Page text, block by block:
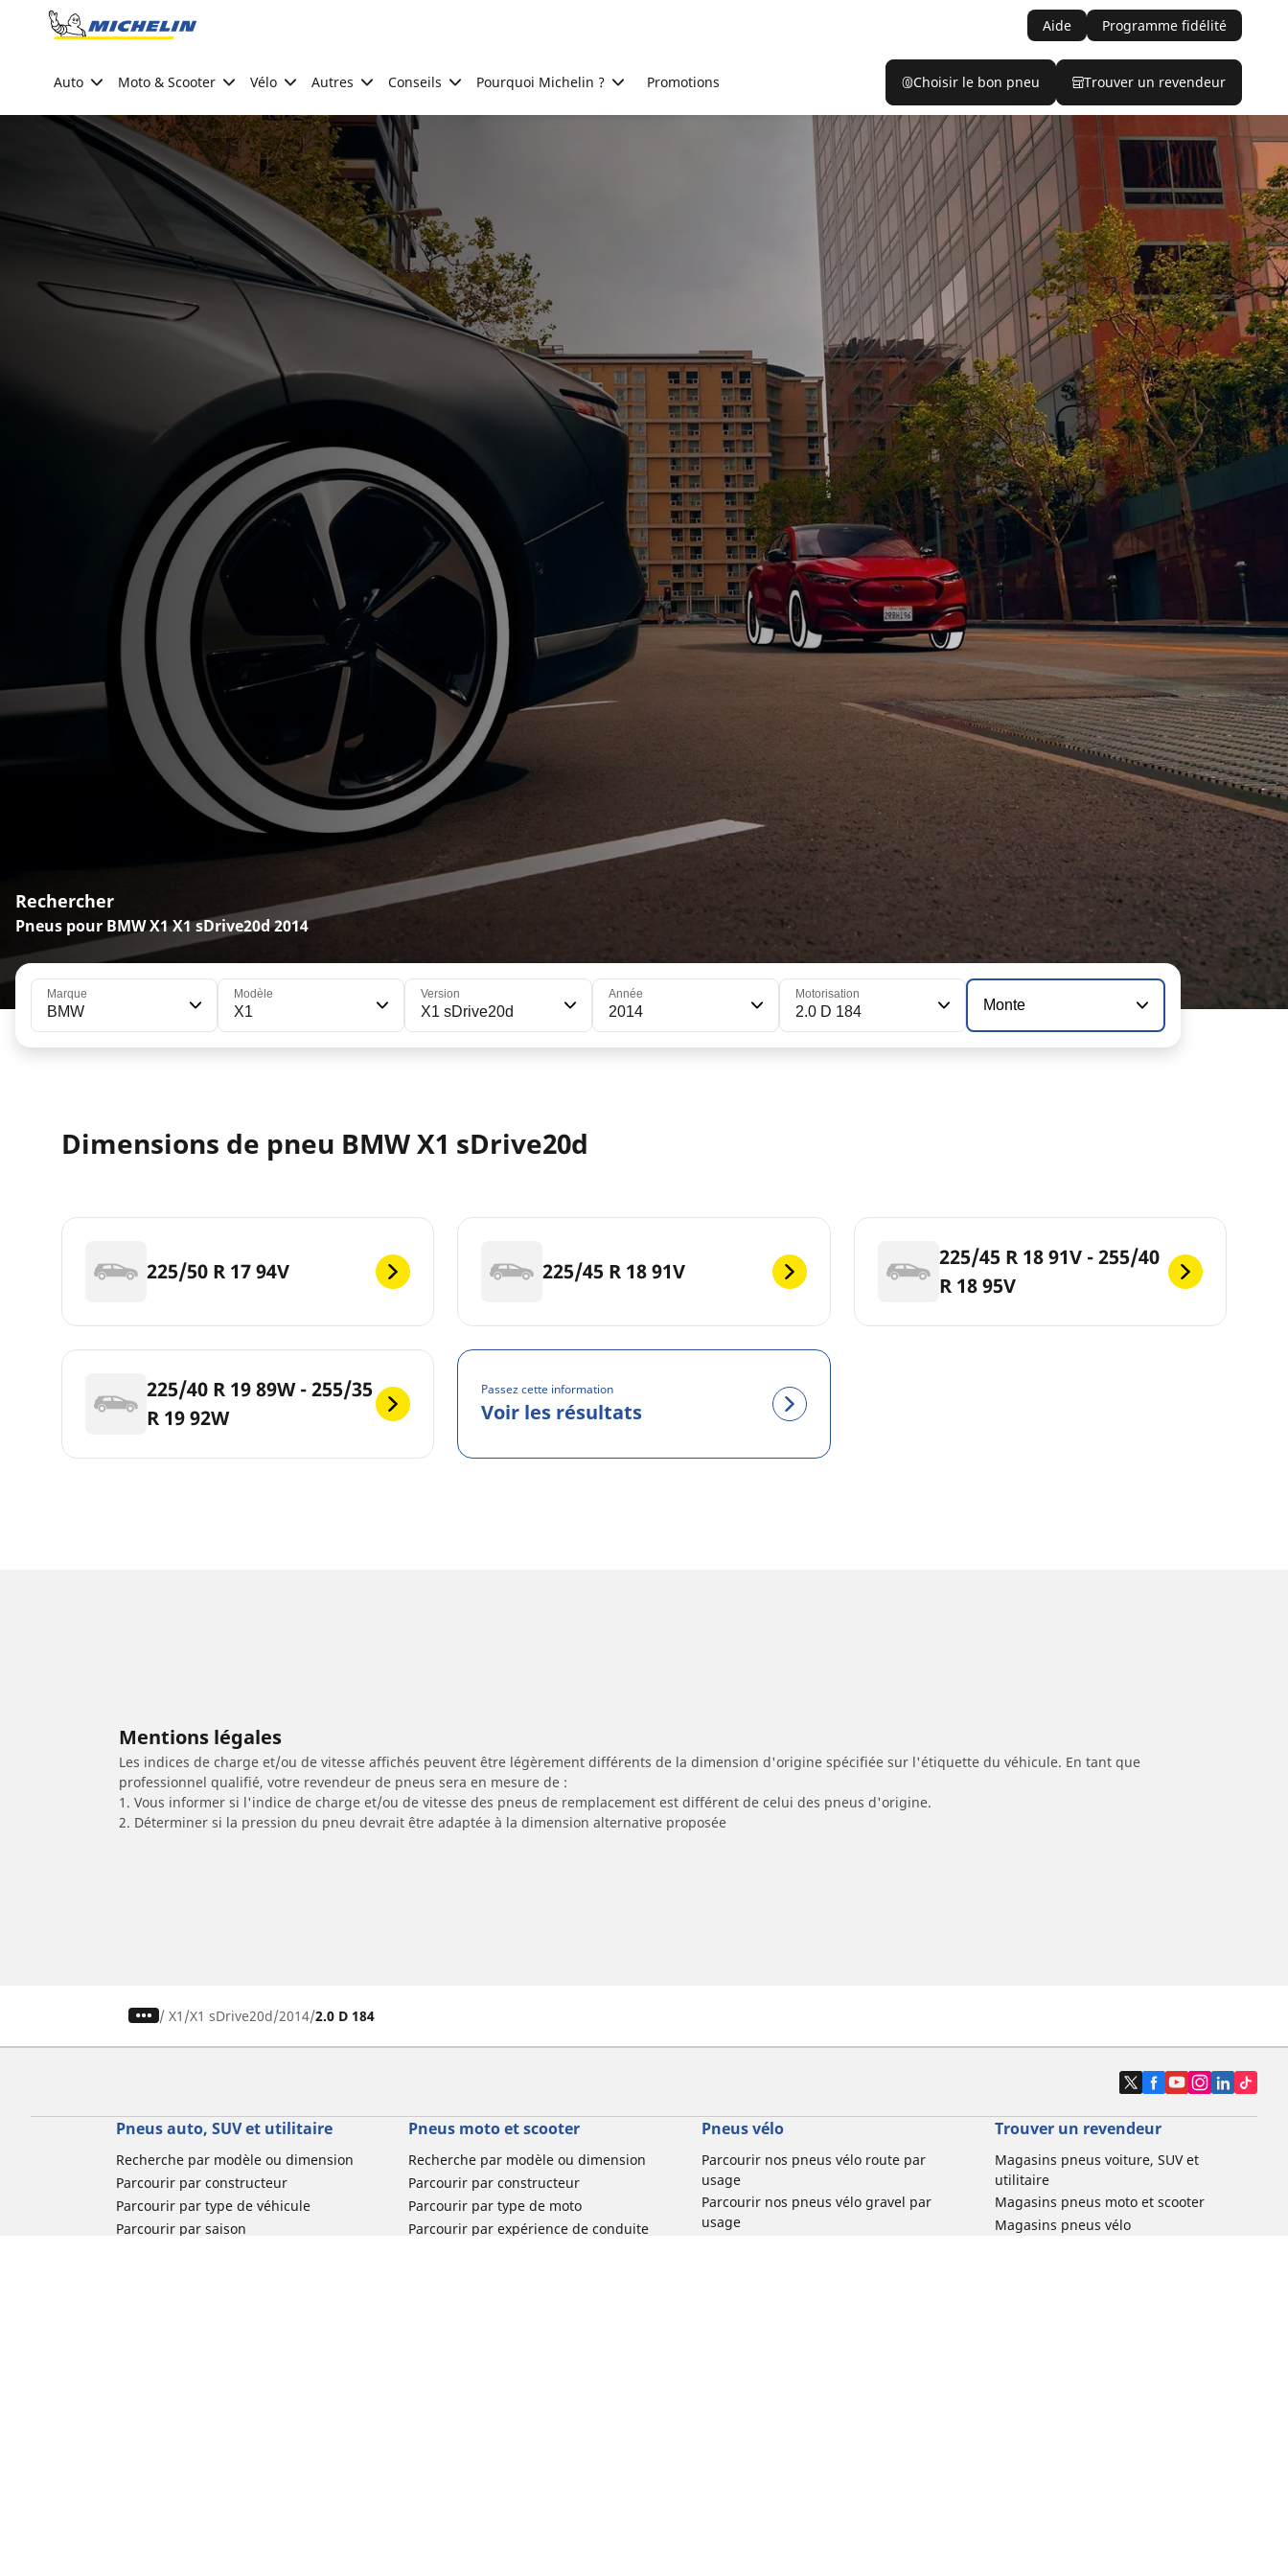
Go to page content
Aide Programme fidélité
Auto Moto & Scooter Vélo Autres Conseils Pourquoi Michelin ? Promotions Choisir le bon pneu Trouver un revendeur
Rechercher
Pneus pour BMW X1 X1 sDrive20d 2014
Marque
BMW
Modèle
X1
Version
X1 sDrive20d
Année
2014
Motorisation
2.0 D 184 Monte
Dimensions de pneu BMW X1 sDrive20d
225/50 R 17 94V 225/45 R 18 91V
225/45 R 18 91V - 255/40
R 18 95V
225/40 R 19 89W - 255/35
R 19 92W
Passez cette information
Voir les résultats
Mentions légales
Les indices de charge et/ou de vitesse affichés peuvent être légèrement différents de la dimension d'origine spécifiée sur l'étiquette du véhicule. En tant que
professionnel qualifié, votre revendeur de pneus sera en mesure de :
1. Vous informer si l'indice de charge et/ou de vitesse des pneus de remplacement est différent de celui des pneus d'origine.
2. Déterminer si la pression du pneu devrait être adaptée à la dimension alternative proposée
/ X1 X1 sDrive20d 2014 2.0 D 184
Pneus auto, SUV et utilitaire
Recherche par modèle ou dimension
Parcourir par constructeur
Parcourir par type de véhicule
Parcourir par saison
Pneus moto et scooter
Recherche par modèle ou dimension
Parcourir par constructeur
Parcourir par type de moto
Parcourir par expérience de conduite
Pneus vélo
Parcourir nos pneus vélo route par
usage
Parcourir nos pneus vélo gravel par
usage
Trouver un revendeur
Magasins pneus voiture, SUV et
utilitaire
Magasins pneus moto et scooter
Magasins pneus vélo